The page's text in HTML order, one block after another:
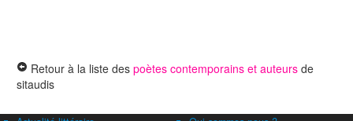
Retour à la liste des poètes contemporains et auteurs de
sitaudis